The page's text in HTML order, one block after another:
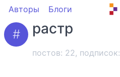
Авторы Блоги
растр
постов: 22, подписок: